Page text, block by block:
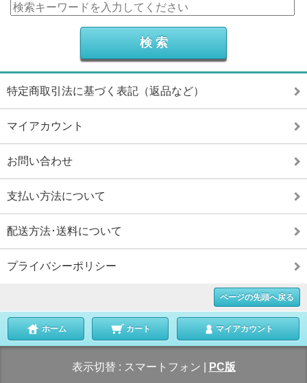
特定商取引法に基づく表記（返品など）
マイアカウント
お問い合わせ
支払い方法について
配送方法･送料について
プライバシーポリシー
ページの先頭へ戻る
ホーム カート マイアカウント
表示切替 : スマートフォン PC版